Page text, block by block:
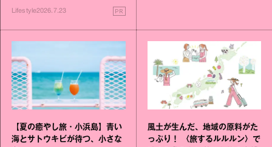
Lifestyle2026.7.23 PR
【夏の癒やし旅・小浜島】青い
海とサトウキビが待つ、小さな
風土が生んだ、地域の原料がた
っぷり！ 〈旅するルルルン〉で